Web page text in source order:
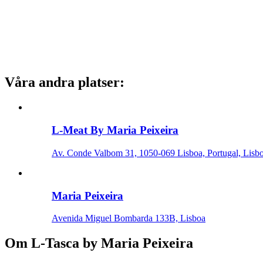
Våra andra platser:
L-Meat By Maria Peixeira
Av. Conde Valbom 31, 1050-069 Lisboa, Portugal,
Maria Peixeira
Avenida Miguel Bombarda 133B, Lisboa
Om L-Tasca by Maria Peixeira